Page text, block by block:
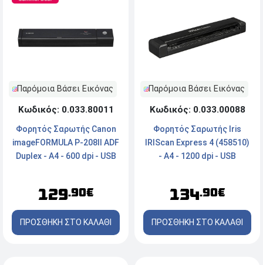
Παρόμοια Βάσει Εικόνας
Κωδικός: 0.033.80011
Φορητός Σαρωτής Canon
imageFORMULA P-208II ADF
Duplex - A4 - 600 dpi - USB
129.90€
ΠΡΟΣΘΗΚΗ ΣΤΟ ΚΑΛΑΘΙ
Παρόμοια Βάσει Εικόνας
Κωδικός: 0.033.00088
Φορητός Σαρωτής Iris
IRIScan Express 4 (458510)
- Α4 - 1200 dpi - USB
134.90€
ΠΡΟΣΘΗΚΗ ΣΤΟ ΚΑΛΑΘΙ